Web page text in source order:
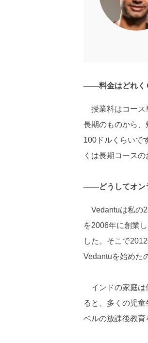
――料金はどれく
授業料はコース
長期のものから
100ドルくらいで
くは長期コースの
――どうしてオン
Vedantuは私の2
を2006年に創業
した。そこで
Vedantuを始めた
インドの家庭は
ると、多くの児
ベルの放課後教育